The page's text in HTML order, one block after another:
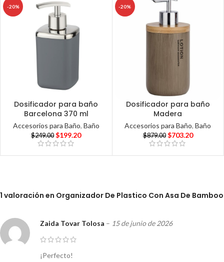
-20%
Dosificador para baño
Barcelona 370 ml
Accesorios para Baño, Baño
$249.00 $199.20
-20%
Dosificador para baño
Madera
Accesorios para Baño,Baño
$879.00 $703.20
1 valoración en Organizador De Plastico Con Asa De Bamboo
Zaida Tovar Tolosa – 15 de junio de 2026
¡Perfecto!